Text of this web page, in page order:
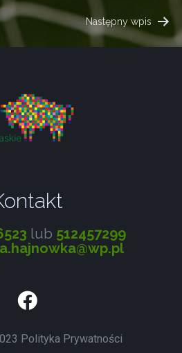
Następny wpis
lub 512457299
Facebook
Polityka Prywatności